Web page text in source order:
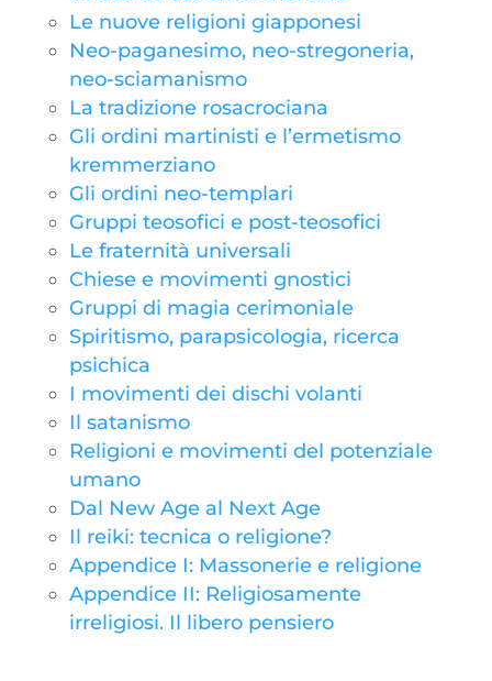
Le nuove religioni giapponesi
Neo-paganesimo, neo-stregoneria,
neo-sciamanismo
La tradizione rosacrociana
Gli ordini martinisti e l’ermetismo
kremmerziano
Gli ordini neo-templari
Gruppi teosofici e post-teosofici
Le fraternità universali
Chiese e movimenti gnostici
Gruppi di magia cerimoniale
Spiritismo, parapsicologia, ricerca
psichica
I movimenti dei dischi volanti
Il satanismo
Religioni e movimenti del potenziale
umano
Dal New Age al Next Age
Il reiki: tecnica o religione?
Appendice I: Massonerie e religione
Appendice II: Religiosamente
irreligiosi. Il libero pensiero